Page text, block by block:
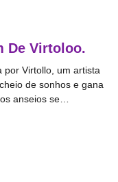
De Virtoloo.
por Virtollo, um artista
de sonhos e gana
anseios se…